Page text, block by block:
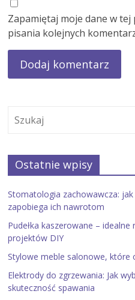
Zapamiętaj moje dane w tej
pisania kolejnych
Ostatnie wpisy
Stomatologia zachowawcza:
zapobiega ich nawrotom
Pudełka kaszerowane –
projektów DIY
Stylowe meble salonowe, które
Elektrody do zgrzewania: Jak
skuteczność spawania